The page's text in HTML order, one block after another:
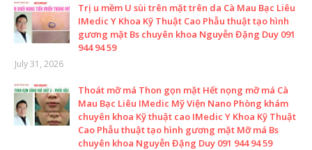
Trị u mềm U sùi trên mặt trên da Cà Mau Bạc Liêu
IMedic Y Khoa Kỹ Thuật Cao Phẫu thuật tạo hình
gương mặt Bs chuyên khoa Nguyễn Đặng Duy 091
944 94 59
July 31, 2026
Thoát mỡ má Thon gọn mặt Hết nọng mỡ má Cà
Mau Bạc Liêu IMedic Mỹ Viện Nano Phòng khám
chuyên khoa Kỹ thuật cao IMedic Y Khoa Kỹ Thuật
Cao Phẫu thuật tạo hình gương mặt Mỡ má Bs
chuyên khoa Nguyễn Đặng Duy 091 944 94 59